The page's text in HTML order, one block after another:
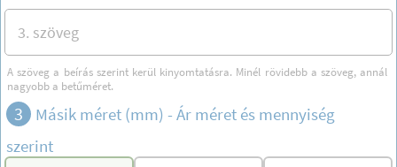
A szöveg a beírás szerint kerül kinyomtatásra. Minél rövidebb a szöveg, annál
nagyobb a betűméret.
3 Másik méret (mm) - Ár méret és mennyiség
szerint